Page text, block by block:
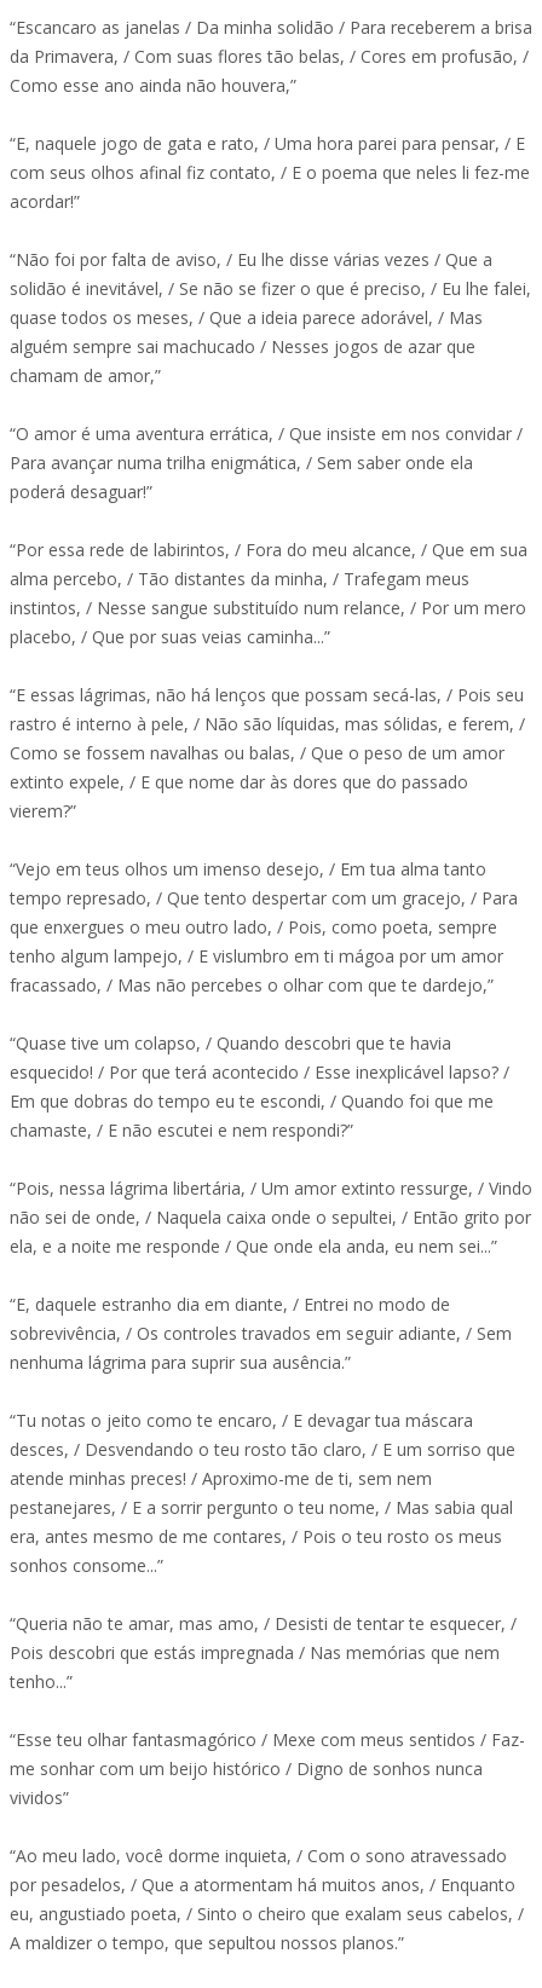
“Escancaro as janelas / Da minha solidão / Para receberem a brisa
da Primavera, / Com suas flores tão belas, / Cores em profusão, /
Como esse ano ainda não houvera,”
“E, naquele jogo de gata e rato, / Uma hora parei para pensar, / E
com seus olhos afinal fiz contato, / E o poema que neles li fez-me
acordar!”
“Não foi por falta de aviso, / Eu lhe disse várias vezes / Que a
solidão é inevitável, / Se não se fizer o que é preciso, / Eu lhe falei,
quase todos os meses, / Que a ideia parece adorável, / Mas
alguém sempre sai machucado / Nesses jogos de azar que
chamam de amor,”
“O amor é uma aventura errática, / Que insiste em nos convidar /
Para avançar numa trilha enigmática, / Sem saber onde ela
poderá desaguar!”
“Por essa rede de labirintos, / Fora do meu alcance, / Que em sua
alma percebo, / Tão distantes da minha, / Trafegam meus
instintos, / Nesse sangue substituído num relance, / Por um mero
placebo, / Que por suas veias caminha...”
“E essas lágrimas, não há lenços que possam secá-las, / Pois seu
rastro é interno à pele, / Não são líquidas, mas sólidas, e ferem, /
Como se fossem navalhas ou balas, / Que o peso de um amor
extinto expele, / E que nome dar às dores que do passado
vierem?”
“Vejo em teus olhos um imenso desejo, / Em tua alma tanto
tempo represado, / Que tento despertar com um gracejo, / Para
que enxergues o meu outro lado, / Pois, como poeta, sempre
tenho algum lampejo, / E vislumbro em ti mágoa por um amor
fracassado, / Mas não percebes o olhar com que te dardejo,”
“Quase tive um colapso, / Quando descobri que te havia
esquecido! / Por que terá acontecido / Esse inexplicável lapso? /
Em que dobras do tempo eu te escondi, / Quando foi que me
chamaste, / E não escutei e nem respondi?”
“Pois, nessa lágrima libertária, / Um amor extinto ressurge, / Vindo
não sei de onde, / Naquela caixa onde o sepultei, / Então grito por
ela, e a noite me responde / Que onde ela anda, eu nem sei...”
“E, daquele estranho dia em diante, / Entrei no modo de
sobrevivência, / Os controles travados em seguir adiante, / Sem
nenhuma lágrima para suprir sua ausência.”
“Tu notas o jeito como te encaro, / E devagar tua máscara
desces, / Desvendando o teu rosto tão claro, / E um sorriso que
atende minhas preces! / Aproximo-me de ti, sem nem
pestanejares, / E a sorrir pergunto o teu nome, / Mas sabia qual
era, antes mesmo de me contares, / Pois o teu rosto os meus
sonhos consome...”
“Queria não te amar, mas amo, / Desisti de tentar te esquecer, /
Pois descobri que estás impregnada / Nas memórias que nem
tenho...”
“Esse teu olhar fantasmagórico / Mexe com meus sentidos / Faz-
me sonhar com um beijo histórico / Digno de sonhos nunca
vividos”
“Ao meu lado, você dorme inquieta, / Com o sono atravessado
por pesadelos, / Que a atormentam há muitos anos, / Enquanto
eu, angustiado poeta, / Sinto o cheiro que exalam seus cabelos, /
A maldizer o tempo, que sepultou nossos planos.”